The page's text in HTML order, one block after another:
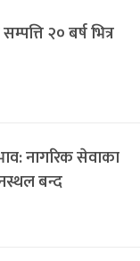
२० बर्ष भित्र
नागरिक सेवाका
बन्द